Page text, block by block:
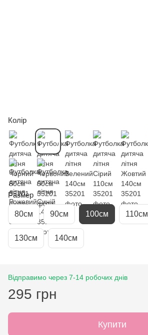
Колір
Размер
80см 90см 100см 110см
130см 140см
Відправимо через 7-14 робочих днів
295 грн
Купити